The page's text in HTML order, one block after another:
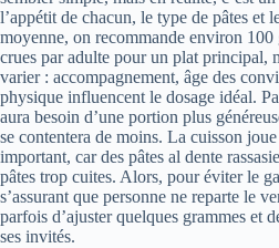
l’appétit de chacun, le type de pâtes et
moyenne, on recommande environ 100
crues par adulte pour un plat principal,
varier : accompagnement, âge des
physique influencent le dosage idéal.
aura besoin d’une portion plus
se contentera de moins. La cuisson
important, car des pâtes al dente
pâtes trop cuites. Alors, pour éviter le
s’assurant que personne ne reparte le
parfois d’ajuster quelques grammes et
ses invités.